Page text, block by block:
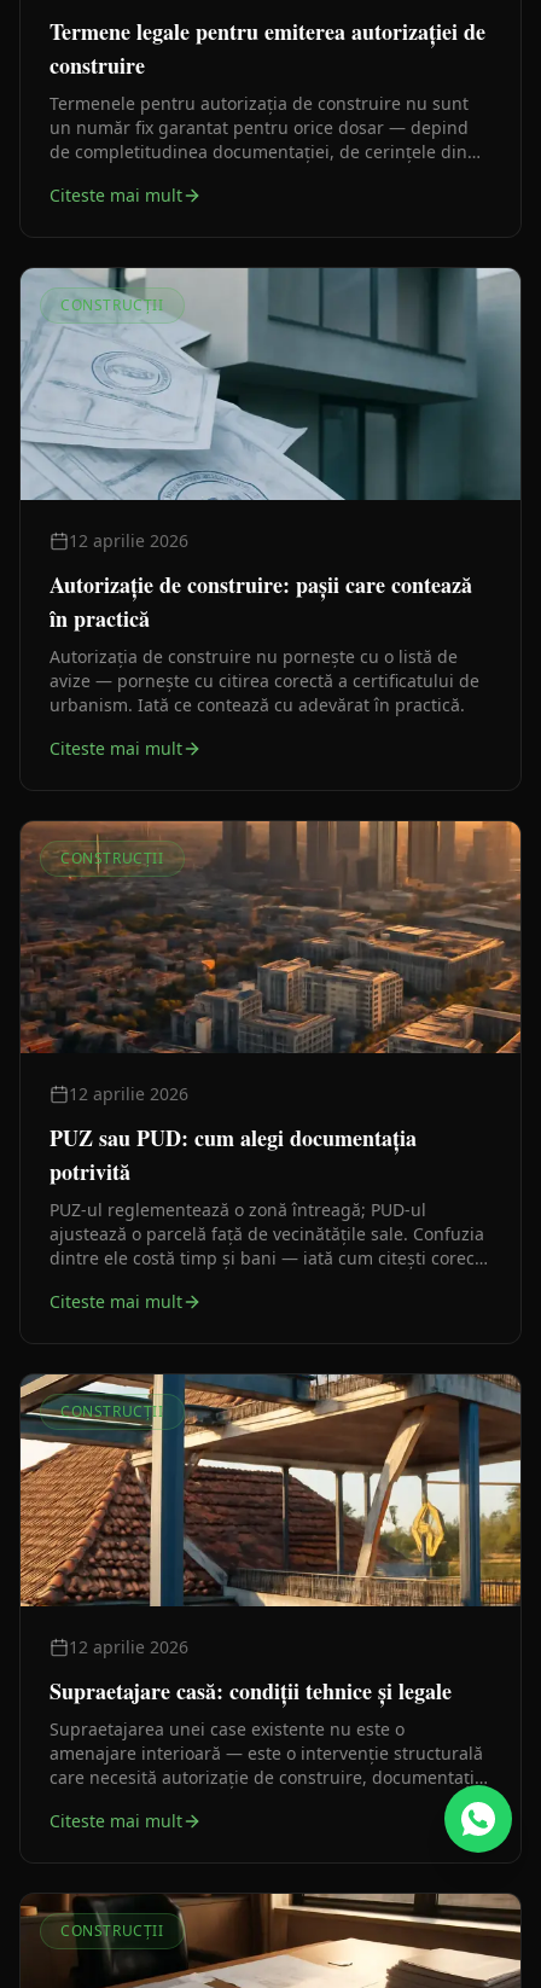
Termene legale pentru emiterea autorizației de
construire
Termenele pentru autorizația de construire nu sunt
un număr fix garantat pentru orice dosar — depind
de completitudinea documentației, de cerințele din
prevede legea și ce le prelungește în practică.
Citeste mai mult
CONSTRUCȚII
12 aprilie 2026
Autorizație de construire: pașii care contează
în practică
Autorizația de construire nu pornește cu o listă de
avize — pornește cu citirea corectă a certificatului de
urbanism. Iată ce contează cu adevărat în practică.
Citeste mai mult
CONSTRUCȚII
12 aprilie 2026
PUZ sau PUD: cum alegi documentația
potrivită
PUZ-ul reglementează o zonă întreagă; PUD-ul
ajustează o parcelă față de vecinătățile sale. Confuzia
dintre ele costă timp și bani — iată cum citești corect
drum mergi.
Citeste mai mult
CONSTRUCȚII
12 aprilie 2026
Supraetajare casă: condiții tehnice și legale
Supraetajarea unei case existente nu este o
amenajare interioară — este o intervenție structurală
care necesită autorizație de construire, documentație
structurală serioasă. Iată traseul legal corect, pas cu
Citeste mai mult
CONSTRUCȚII